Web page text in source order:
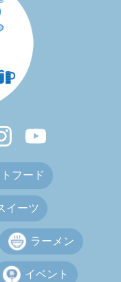
フード
イーツ
ラーメン
イベント